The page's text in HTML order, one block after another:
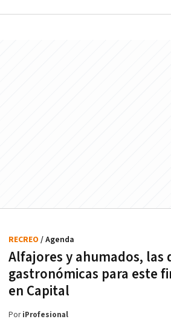
Alfajores y ahumados, las
gastronómicas para este
en Capital
RECREO / Agenda
PoriProfesional